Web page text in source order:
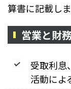
算書に記載しま
営業と財
受取利息
活動によ